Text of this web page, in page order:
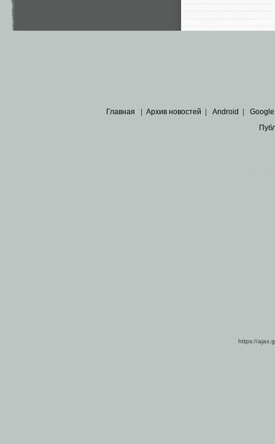
Главная | Архив новостей | Android | Google
https://